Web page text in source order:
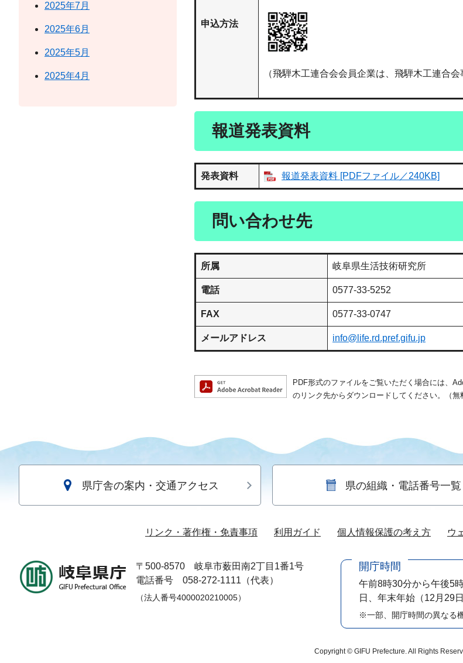
申込方法
（飛騨木工連合会会員企業は、飛騨木工連合
報道発表資料
発表資料 報道発表資料 [PDFファイル／240KB]
問い合わせ先
所属 岐阜県生活技術研究所
電話 0577-33-5252
FAX 0577-33-0747
メールアドレス info@life.rd.pref.gifu.jp
PDF形式のファイルをご覧いただく場合には、
のリンク先からダウンロードしてください。（無
2025年7月
2025年6月
2025年5月
2025年4月
県庁舎の案内・交通アクセス 県の組織・電話番号一覧
リンク・著作権・免責事項 利用ガイド 個人情報保護の考え方 ウ
〒500-8570
岐阜市薮田南2丁目1番1号
電話番号 058-272-1111（代表）
（法人番号4000020210005）
開庁時間
午前8時30分から午後5
日、年末年始（12月29
※一部、開庁時間の異なる
Copyright © GIFU Prefecture. All Rights